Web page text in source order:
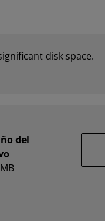
disk space.
del